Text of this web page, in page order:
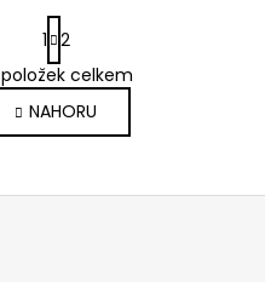
O
v
l
d
S
t
r
á
n
k
1 2
položek celkem
NAHORU